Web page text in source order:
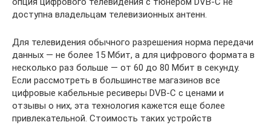
доступна владельцам телевизионных антенн.
Для телевидения обычного разрешения норма передачи
данных — не более 15 Мбит, а для цифрового формата в
несколько раз больше — от 60 до 80 Мбит в секунду.
Если рассмотреть в большинстве магазинов все
цифровые кабельные ресиверы DVB-C с ценами и
отзывы о них, эта технология кажется еще более
привлекательной. Стоимость таких устройств